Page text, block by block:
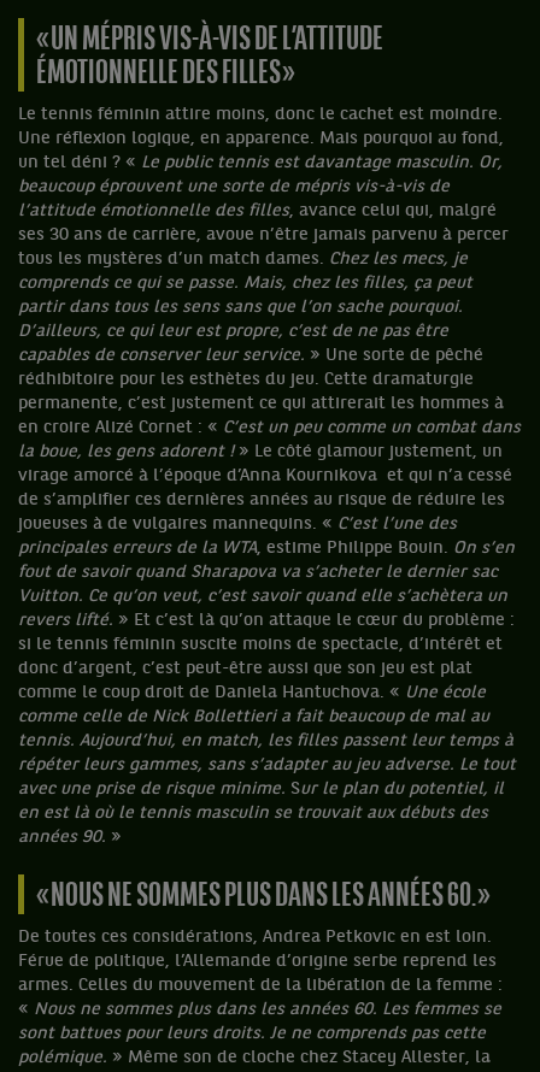
« UN MÉPRIS VIS-À-VIS DE L’ATTITUDE
ÉMOTIONNELLE DES FILLES »
Le tennis féminin attire moins, donc le cachet est moindre.
Une réflexion logique, en apparence. Mais pourquoi au fond,
un tel déni ? « Le public tennis est davantage masculin. Or,
beaucoup éprouvent une sorte de mépris vis-à-vis de
l’attitude émotionnelle des filles, avance celui qui, malgré
ses 30 ans de carrière, avoue n’être jamais parvenu à percer
tous les mystères d’un match dames. Chez les mecs, je
comprends ce qui se passe. Mais, chez les filles, ça peut
partir dans tous les sens sans que l’on sache pourquoi.
D’ailleurs, ce qui leur est propre, c’est de ne pas être
capables de conserver leur service. » Une sorte de pêché
rédhibitoire pour les esthètes du jeu. Cette dramaturgie
permanente, c’est justement ce qui attirerait les hommes à
en croire Alizé Cornet : « C’est un peu comme un combat dans
la boue, les gens adorent !» Le côté glamour justement, un
virage amorcé à l’époque d’Anna Kournikova et qui n’a cessé
de s’amplifier ces dernières années au risque de réduire les
joueuses à de vulgaires mannequins. « C’est l’une des
principales erreurs de la WTA, estime Philippe Bouin. On s’en
fout de savoir quand Sharapova va s’acheter le dernier sac
Vuitton. Ce qu’on veut, c’est savoir quand elle s’achètera un
revers lifté. » Et c’est là qu’on attaque le cœur du problème :
si le tennis féminin suscite moins de spectacle, d’intérêt et
donc d’argent, c’est peut-être aussi que son jeu est plat
comme le coup droit de Daniela Hantuchova. « Une école
comme celle de Nick Bollettieri a fait beaucoup de mal au
tennis. Aujourd’hui, en match, les filles passent leur temps à
répéter leurs gammes, sans s’adapter au jeu adverse. Le tout
avec une prise de risque minime. Sur le plan du potentiel, il
en est là où le tennis masculin se trouvait aux débuts des
années 90. »
« NOUS NE SOMMES PLUS DANS LES ANNÉES 60. »
De toutes ces considérations, Andrea Petkovic en est loin.
Férue de politique, l’Allemande d’origine serbe reprend les
armes. Celles du mouvement de la libération de la femme :
« Nous ne sommes plus dans les années 60. Les femmes se
sont battues pour leurs droits. Je ne comprends pas cette
polémique. » Même son de cloche chez Stacey Allester, la